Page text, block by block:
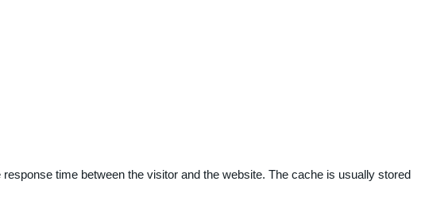
time between the visitor and the website. The cache is usually stored